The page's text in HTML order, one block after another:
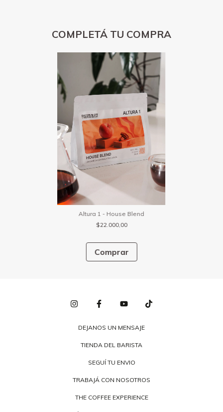
COMPLETÁ TU COMPRA
Altura 1 - House Blend
$22.000,00
DEJANOS UN MENSAJE
TIENDA DEL BARISTA
SEGUÍ TU ENVIO
TRABAJÁ CON NOSOTROS
THE COFFEE EXPERIENCE